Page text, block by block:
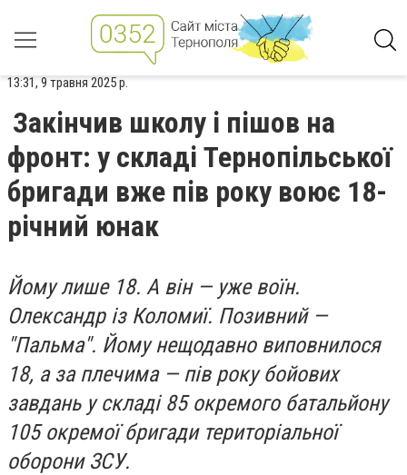
13:31, 9 травня 2025 р.
Закінчив школу і пішов на
фронт: у складі Тернопільської
бригади вже пів року воює 18-
річний юнак
Йому лише 18. А він — уже воїн.
Олександр із Коломиї. Позивний —
"Пальма". Йому нещодавно виповнилося
18, а за плечима — пів року бойових
завдань у складі 85 окремого батальйону
105 окремої бригади територіальної
оборони ЗСУ.